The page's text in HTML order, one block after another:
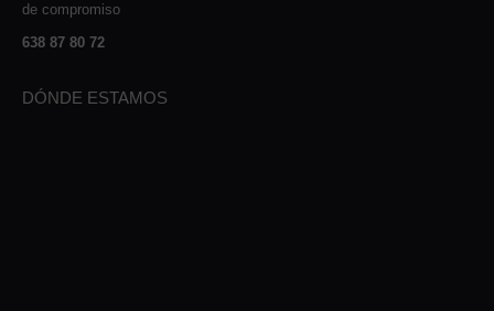
de compromiso
638 87 80 72
DÓNDE ESTAMOS